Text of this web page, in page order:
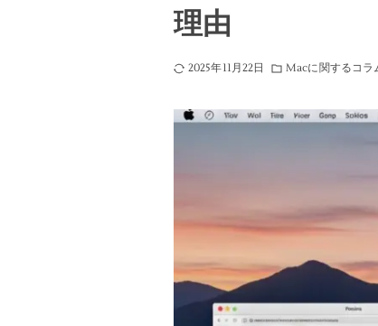
理由
2025年11月22日 Macに関するコラ